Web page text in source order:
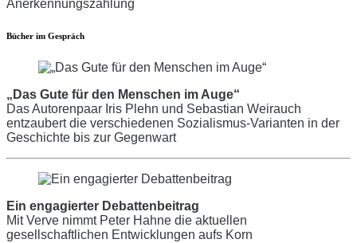
Anerkennungszahlung
Bücher im Gespräch
„Das Gute für den Menschen im Auge“
Das Autorenpaar Iris Plehn und Sebastian Weirauch
entzaubert die verschiedenen Sozialismus-Varianten in der
Geschichte bis zur Gegenwart
Ein engagierter Debattenbeitrag
Mit Verve nimmt Peter Hahne die aktuellen
gesellschaftlichen Entwicklungen aufs Korn